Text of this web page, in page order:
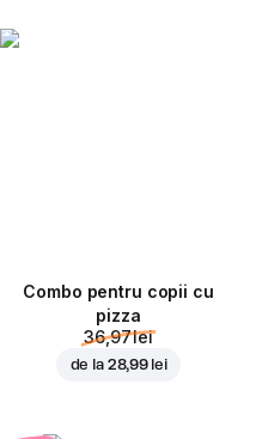
Combo pentru copii cu
pizza
36,97 lei
de la 28,99 lei